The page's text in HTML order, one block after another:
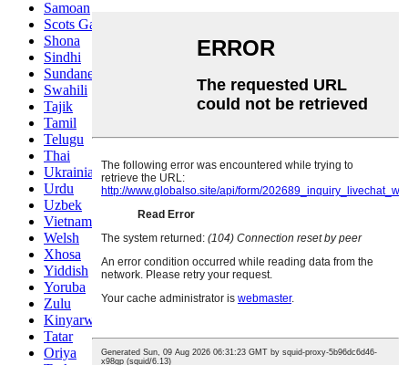
Samoan
Scots Gaelic
Shona
Sindhi
Sundanese
Swahili
Tajik
Tamil
Telugu
Thai
Ukrainian
Urdu
Uzbek
Vietnamese
Welsh
Xhosa
Yiddish
Yoruba
Zulu
Kinyarwanda
Tatar
Oriya